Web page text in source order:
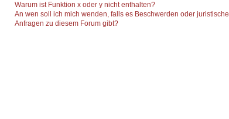
Warum ist Funktion x oder y nicht enthalten?
An wen soll ich mich wenden, falls es Beschwerden oder juristische
Anfragen zu diesem Forum gibt?